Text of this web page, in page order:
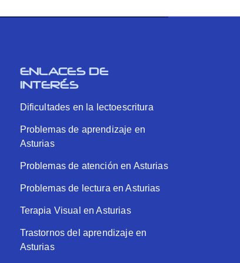
ENLACES DE
INTERÉS
Dificultades en la lectoescritura
Problemas de aprendizaje en
Asturias
Problemas de atención en Asturias
Problemas de lectura en Asturias
Terapia Visual en Asturias
Trastornos del aprendizaje en
Asturias